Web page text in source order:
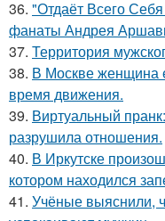
36. "Отдаёт Всего
фанаты Андрея
37. Территория
38. В Москве женщина
время движения.
39. Виртуальный
разрушила отношения.
40. В Иркутске
котором находился
41. Учёные выяснили,